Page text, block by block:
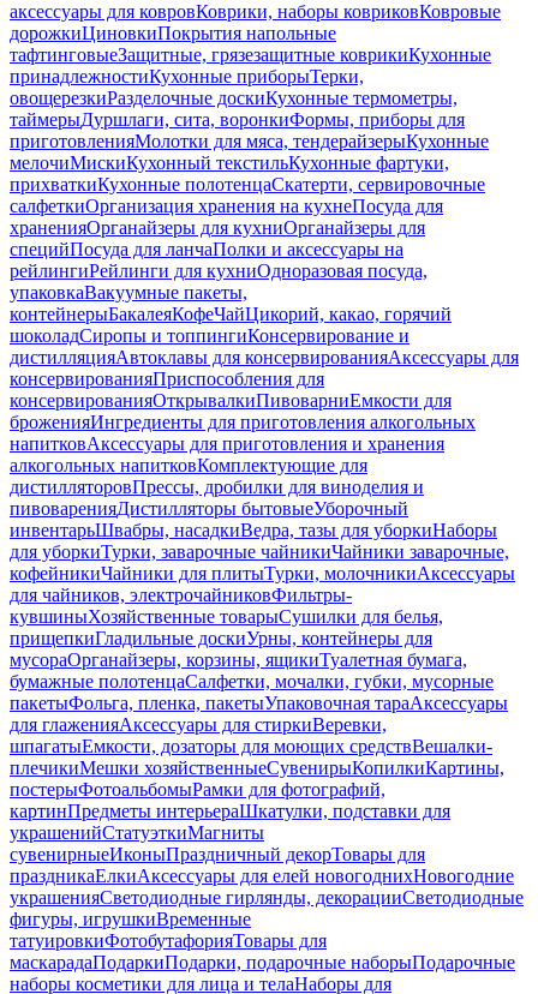
аксессуары для ковровКоврики, наборы ковриковКовровые
дорожкиЦиновкиПокрытия напольные
тафтинговыеЗащитные, грязезащитные коврикиКухонные
принадлежностиКухонные приборыТерки,
овощерезкиРазделочные доскиКухонные термометры,
таймерыДуршлаги, сита, воронкиФормы, приборы для
приготовленияМолотки для мяса, тендерайзерыКухонные
мелочиМискиКухонный текстильКухонные фартуки,
прихваткиКухонные полотенцаСкатерти, сервировочные
салфеткиОрганизация хранения на кухнеПосуда для
храненияОрганайзеры для кухниОрганайзеры для
специйПосуда для ланчаПолки и аксессуары на
рейлингиРейлинги для кухниОдноразовая посуда,
упаковкаВакуумные пакеты,
контейнерыБакалеяКофеЧайЦикорий, какао, горячий
шоколадСиропы и топпингиКонсервирование и
дистилляцияАвтоклавы для консервированияАксессуары для
консервированияПриспособления для
консервированияОткрывалкиПивоварниЕмкости для
броженияИнгредиенты для приготовления алкогольных
напитковАксессуары для приготовления и хранения
алкогольных напитковКомплектующие для
дистилляторовПрессы, дробилки для виноделия и
пивоваренияДистилляторы бытовыеУборочный
инвентарьШвабры, насадкиВедра, тазы для уборкиНаборы
для уборкиТурки, заварочные чайникиЧайники заварочные,
кофейникиЧайники для плитыТурки, молочникиАксессуары
для чайников, электрочайниковФильтры-
кувшиныХозяйственные товарыСушилки для белья,
прищепкиГладильные доскиУрны, контейнеры для
мусораОрганайзеры, корзины, ящикиТуалетная бумага,
бумажные полотенцаСалфетки, мочалки, губки, мусорные
пакетыФольга, пленка, пакетыУпаковочная тараАксессуары
для глаженияАксессуары для стиркиВеревки,
шпагатыЕмкости, дозаторы для моющих средствВешалки-
плечикиМешки хозяйственныеСувенирыКопилкиКартины,
постерыФотоальбомыРамки для фотографий,
картинПредметы интерьераШкатулки, подставки для
украшенийСтатуэткиМагниты
сувенирныеИконыПраздничный декорТовары для
праздникаЕлкиАксессуары для елей новогоднихНовогодние
украшенияСветодиодные гирлянды, декорацииСветодиодные
фигуры, игрушкиВременные
татуировкиФотобутафорияТовары для
маскарадаПодаркиПодарки, подарочные наборыПодарочные
наборы косметики для лица и телаНаборы для